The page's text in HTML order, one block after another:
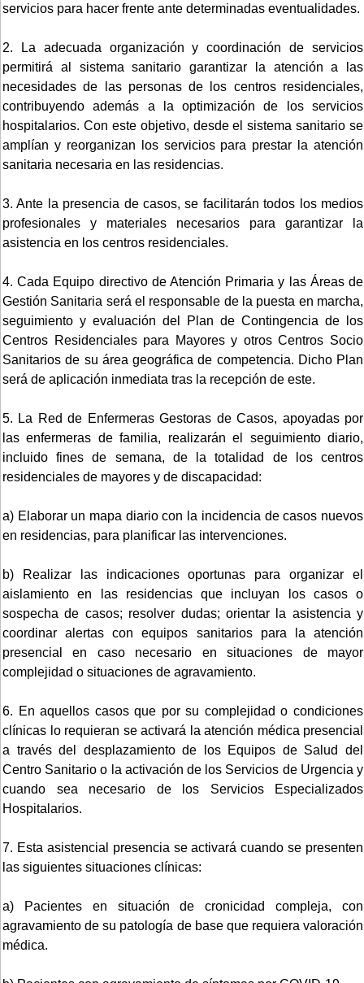
servicios para hacer frente ante determinadas eventualidades.
2. La adecuada organización y coordinación de servicios
permitirá al sistema sanitario garantizar la atención a las
necesidades de las personas de los centros residenciales,
contribuyendo además a la optimización de los servicios
hospitalarios. Con este objetivo, desde el sistema sanitario se
amplían y reorganizan los servicios para prestar la atención
sanitaria necesaria en las residencias.
3. Ante la presencia de casos, se facilitarán todos los medios
profesionales y materiales necesarios para garantizar la
asistencia en los centros residenciales.
4. Cada Equipo directivo de Atención Primaria y las Áreas de
Gestión Sanitaria será el responsable de la puesta en marcha,
seguimiento y evaluación del Plan de Contingencia de los
Centros Residenciales para Mayores y otros Centros Socio
Sanitarios de su área geográfica de competencia. Dicho Plan
será de aplicación inmediata tras la recepción de este.
5. La Red de Enfermeras Gestoras de Casos, apoyadas por
las enfermeras de familia, realizarán el seguimiento diario,
incluido fines de semana, de la totalidad de los centros
residenciales de mayores y de discapacidad:
a) Elaborar un mapa diario con la incidencia de casos nuevos
en residencias, para planificar las intervenciones.
b) Realizar las indicaciones oportunas para organizar el
aislamiento en las residencias que incluyan los casos o
sospecha de casos; resolver dudas; orientar la asistencia y
coordinar alertas con equipos sanitarios para la atención
presencial en caso necesario en situaciones de mayor
complejidad o situaciones de agravamiento.
6. En aquellos casos que por su complejidad o condiciones
clínicas lo requieran se activará la atención médica presencial
a través del desplazamiento de los Equipos de Salud del
Centro Sanitario o la activación de los Servicios de Urgencia y
cuando sea necesario de los Servicios Especializados
Hospitalarios.
7. Esta asistencial presencia se activará cuando se presenten
las siguientes situaciones clínicas:
a) Pacientes en situación de cronicidad compleja, con
agravamiento de su patología de base que requiera valoración
médica.